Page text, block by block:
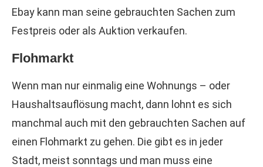
Ebay kann man seine gebrauchten Sachen zum
Festpreis oder als Auktion verkaufen.
Flohmarkt
Wenn man nur einmalig eine Wohnungs – oder
Haushaltsauflösung macht, dann lohnt es sich
manchmal auch mit den gebrauchten Sachen auf
einen Flohmarkt zu gehen. Die gibt es in jeder
Stadt, meist sonntags und man muss eine